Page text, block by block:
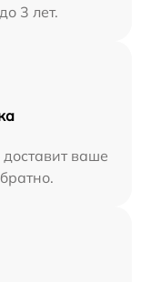
3 лет.
ваше